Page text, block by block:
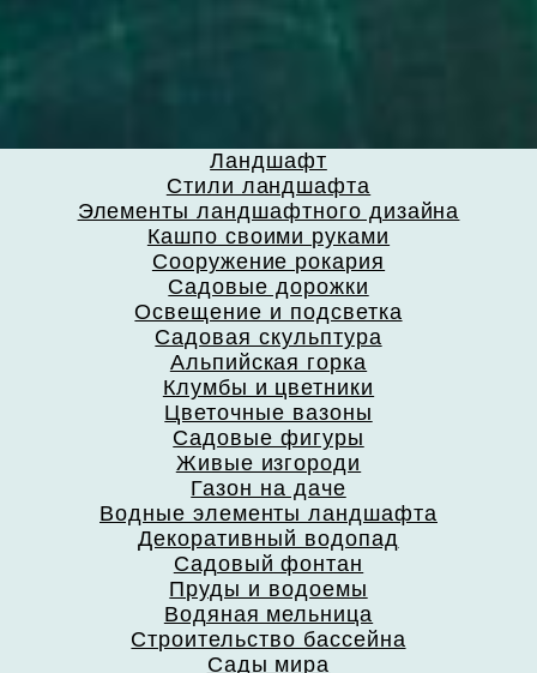
Ландшафт
Стили ландшафта
Элементы ландшафтного дизайна
Кашпо своими руками
Сооружение рокария
Садовые дорожки
Освещение и подсветка
Садовая скульптура
Альпийская горка
Клумбы и цветники
Цветочные вазоны
Садовые фигуры
Живые изгороди
Газон на даче
Водные элементы ландшафта
Декоративный водопад
Садовый фонтан
Пруды и водоемы
Водяная мельница
Строительство бассейна
Сады мира